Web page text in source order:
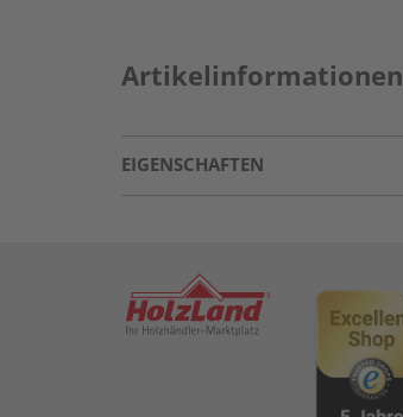
Artikelinformationen
EIGENSCHAFTEN